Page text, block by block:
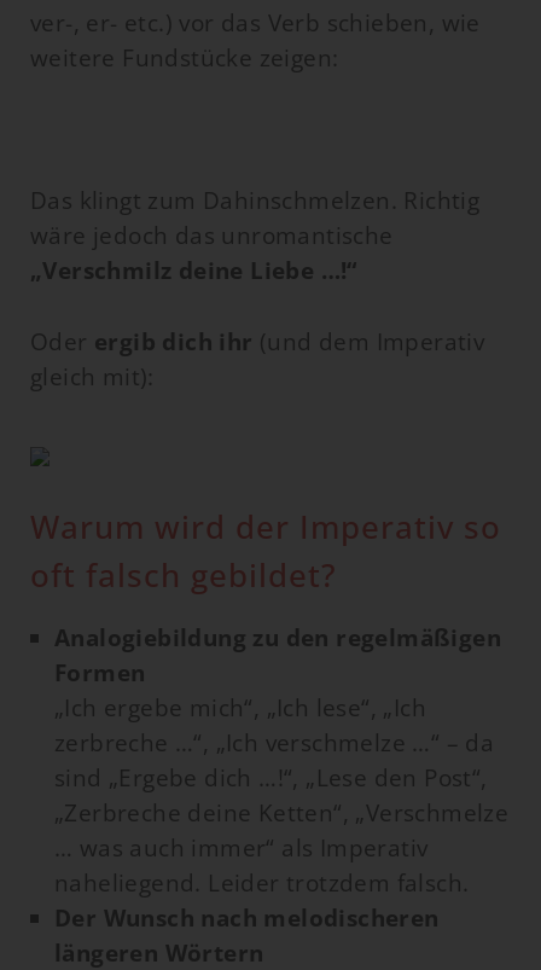
ver-, er- etc.) vor das Verb schieben, wie
weitere Fundstücke zeigen:
Das klingt zum Dahinschmelzen. Richtig
wäre jedoch das unromantische
„Verschmilz deine Liebe …!“
Oder ergib dich ihr (und dem Imperativ
gleich mit):
Warum wird der Imperativ so
oft falsch gebildet?
Analogiebildung zu den regelmäßigen
Formen
„Ich ergebe mich“, „Ich lese“, „Ich
zerbreche …“, „Ich verschmelze …“ – da
sind „Ergebe dich …!“, „Lese den Post“,
„Zerbreche deine Ketten“, „Verschmelze
… was auch immer“ als Imperativ
naheliegend. Leider trotzdem falsch.
Der Wunsch nach melodischeren
längeren Wörtern